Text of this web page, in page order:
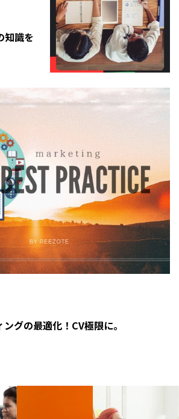
知識を
グの最適化！CV極限に。